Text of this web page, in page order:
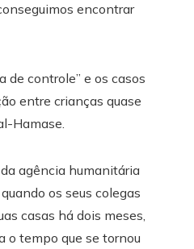
encontrar
de controle” e os casos
entre crianças quase
Hamase.
agência humanitária
os seus colegas
casas há dois meses,
o tempo que se tornou